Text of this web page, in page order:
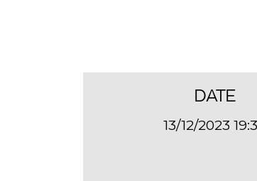
DATE
13/12/2023